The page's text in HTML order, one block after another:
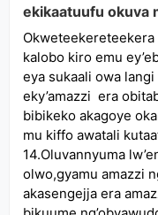
ekikaatuufu okuva
kalobo kiro emu
eya sukaali owa
eky’amazzi era
bibikeko akagoye
mu kiffo awatali
14.Oluvannyuma
olwo,gyamu amazzi
akasengejja era